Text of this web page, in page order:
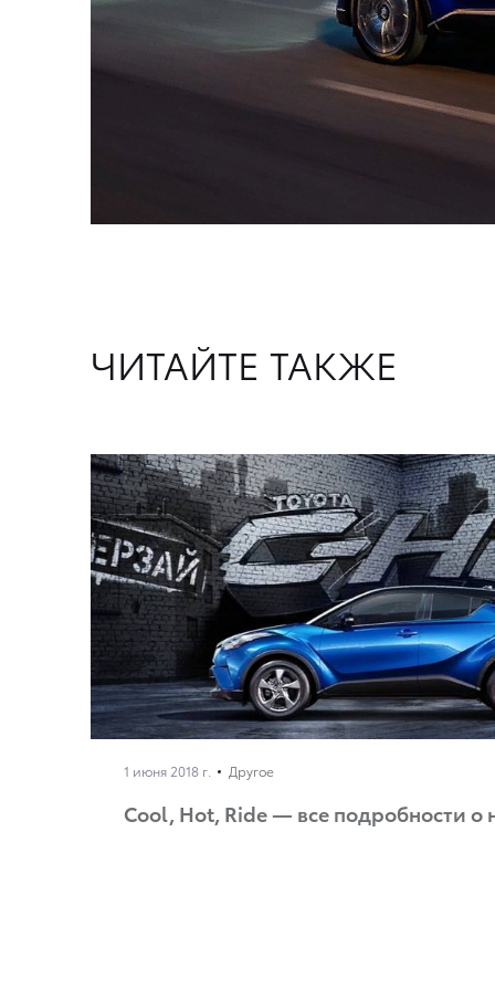
ЧИТАЙТЕ ТАКЖЕ
1 июня 2018 г. Другое
Cool, Hot, Ride — все подробности о